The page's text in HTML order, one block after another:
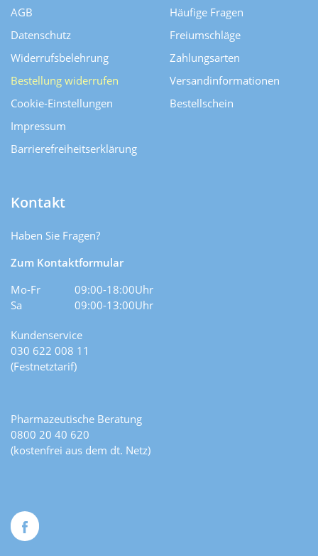
AGB
Datenschutz
Widerrufsbelehrung
Bestellung widerrufen
Cookie-Einstellungen
Impressum
Barrierefreiheitserklärung
Häufige Fragen
Freiumschläge
Zahlungsarten
Versand­informationen
Bestellschein
Kontakt
Haben Sie Fragen?
Zum Kontaktformular
Mo-Fr
09:00-18:00Uhr
Sa
09:00-13:00Uhr
Kundenservice
030 622 008 11
(Festnetztarif)
Pharmazeutische Beratung
0800 20 40 620
(kostenfrei aus dem dt. Netz)